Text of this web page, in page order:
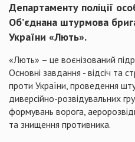
Департаменту поліції
Об’єднана штурмова
України «Лють».
«Лють» – це воєнізований
Основні завдання - відсіч та
проти України, проведення
диверсійно-розвідувальних
формувань ворога,
та знищення противника.